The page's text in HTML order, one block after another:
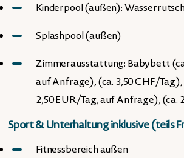
Kinderpool (außen):
Splashpool (außen)
Zimmerausstattung: Babybett
auf Anfrage), (ca. 3,50 CHF/
2,50 EUR/Tag, auf Anfrage), (ca.
Sport & Unterhaltung inklusive (teils
Fitnessbereich außen